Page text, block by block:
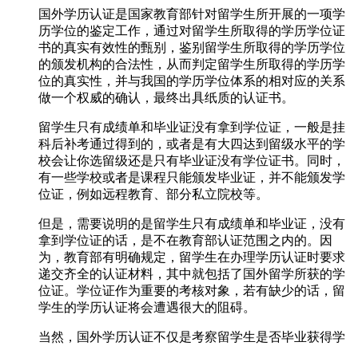
国外学历认证是国家教育部针对留学生所开展的一项学
历学位的鉴定工作，通过对留学生所取得的学历学位证
书的真实有效性的甄别，鉴别留学生所取得的学历学位
的颁发机构的合法性，从而判定留学生所取得的学历学
位的真实性，并与我国的学历学位体系的相对应的关系
做一个权威的确认，最终出具纸质的认证书。
留学生只有成绩单和毕业证没有拿到学位证，一般是挂
科后补考通过得到的，或者是有大四达到留级水平的学
校会让你选留级还是只有毕业证没有学位证书。同时，
有一些学校或者是课程只能颁发毕业证，并不能颁发学
位证，例如远程教育、部分私立院校等。
但是，需要说明的是留学生只有成绩单和毕业证，没有
拿到学位证的话，是不在教育部认证范围之内的。因
为，教育部有明确规定，留学生在办理学历认证时要求
递交齐全的认证材料，其中就包括了国外留学所获的学
位证。学位证作为重要的考核对象，若有缺少的话，留
学生的学历认证将会遭遇很大的阻碍。
当然，国外学历认证不仅是考察留学生是否毕业获得学